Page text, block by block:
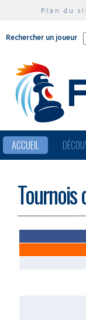
Plan du
Rechercher un joueur
ACCUEIL
Tournois